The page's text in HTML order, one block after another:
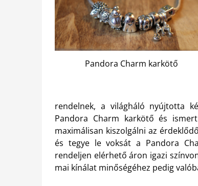
Pandora Charm karkötő
rendelnek, a világháló nyújtotta
Pandora Charm karkötő és
maximálisan kiszolgálni az
és tegye le voksát a Pandora
rendeljen elérhető áron igazi
mai kínálat minőségéhez pedig